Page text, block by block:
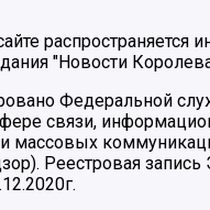
распространяется
"Новости
Федеральной
связи,
и массовых
Реестровая